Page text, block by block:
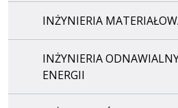
INŻYNIERIA
INŻYNIERIA
ENERGII